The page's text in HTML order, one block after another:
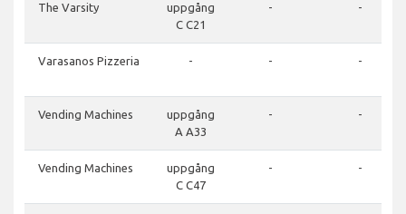
The Varsity
uppgång
C C21
- -
Varasanos Pizzeria - - -
Vending Machines
uppgång
A A33
- -
Vending Machines
uppgång
C C47
- -